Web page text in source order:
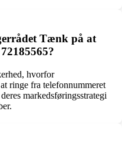
Tænk på at
hvorfor
ringe fra telefonnummeret
markedsføringsstrategi